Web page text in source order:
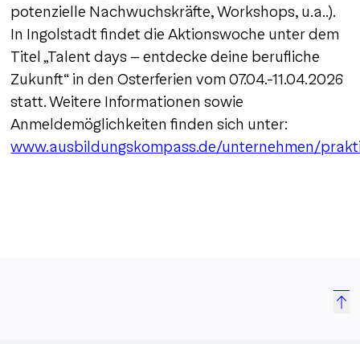
potenzielle Nachwuchskräfte, Workshops, u.a..).
In Ingolstadt findet die Aktionswoche unter dem
Titel „Talent days – entdecke deine berufliche
Zukunft“ in den Osterferien vom 07.04.-11.04.2026
statt. Weitere Informationen sowie
Anmeldemöglichkeiten finden sich unter:
www.ausbildungskompass.de/unternehmen/